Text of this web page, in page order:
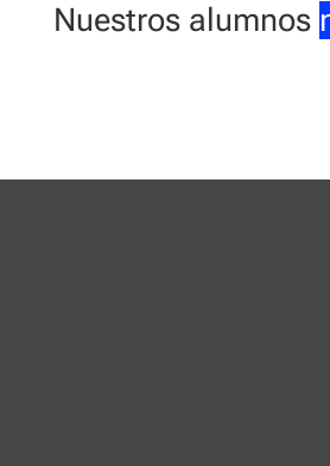
Nuestros alumnos